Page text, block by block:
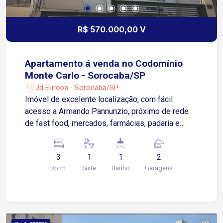
R$ 570.000,00 V
Apartamento á venda no Codomínio
Monte Carlo - Sorocaba/SP
Jd Europa - Sorocaba/SP
Imóvel de excelente localização, com fácil
acesso a Armando Pannunzio, próximo de rede
de fast food, mercados, farmácias, padaria e
dois ambientes com varanda gourmet Cozinha
com armários Área de serviço com armários e
prateleiras 2 vagas de garagem, sendo 1 coberta
Fechaduras Pado cromada 1 linha , portas de
3
Dorm.
1
Suite
1
Banho
2
Garagens